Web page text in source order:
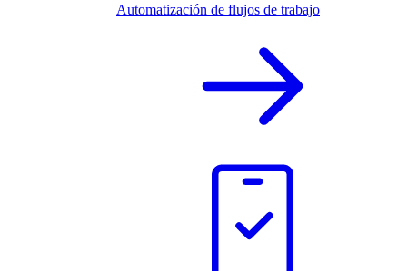
Automatización de flujos de trabajo